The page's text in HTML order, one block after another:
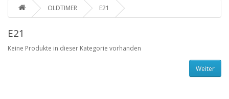
OLDTIMER E21
E21
Keine Produkte in dieser Kategorie vorhanden
Weiter